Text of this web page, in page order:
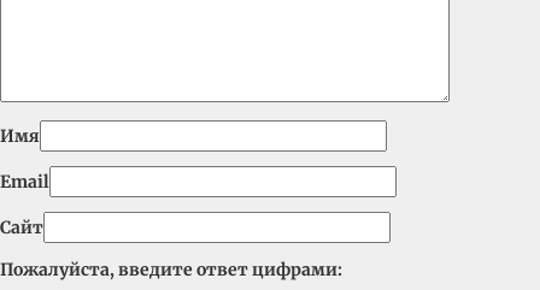
Имя
Email
Сайт
Пожалуйста, введите ответ цифрами: